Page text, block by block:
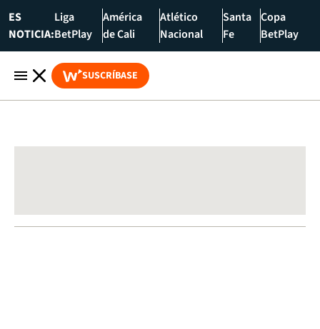
ES
NOTICIA:
Liga
BetPlay
América
de Cali
Atlético
Nacional
Santa
Fe
Copa
BetPlay
SUSCRÍBASE